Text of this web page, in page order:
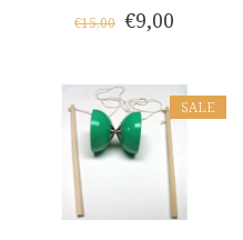
€15,00 €9,00
SALE